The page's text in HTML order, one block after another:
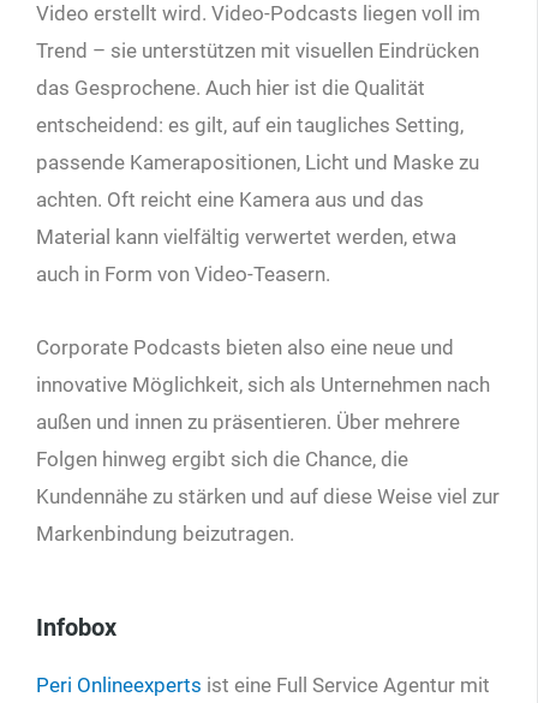
Video erstellt wird. Video-Podcasts liegen voll im
Trend – sie unterstützen mit visuellen Eindrücken
das Gesprochene. Auch hier ist die Qualität
entscheidend: es gilt, auf ein taugliches Setting,
passende Kamerapositionen, Licht und Maske zu
achten. Oft reicht eine Kamera aus und das
Material kann vielfältig verwertet werden, etwa
auch in Form von Video-Teasern.
Corporate Podcasts bieten also eine neue und
innovative Möglichkeit, sich als Unternehmen nach
außen und innen zu präsentieren. Über mehrere
Folgen hinweg ergibt sich die Chance, die
Kundennähe zu stärken und auf diese Weise viel zur
Markenbindung beizutragen.
Infobox
Peri Onlineexperts ist eine Full Service Agentur mit